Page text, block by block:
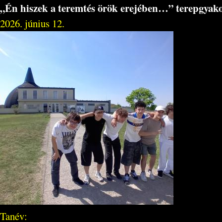
„Én hiszek a teremtés örök erejében…”
2026. június 12.
Tanév: